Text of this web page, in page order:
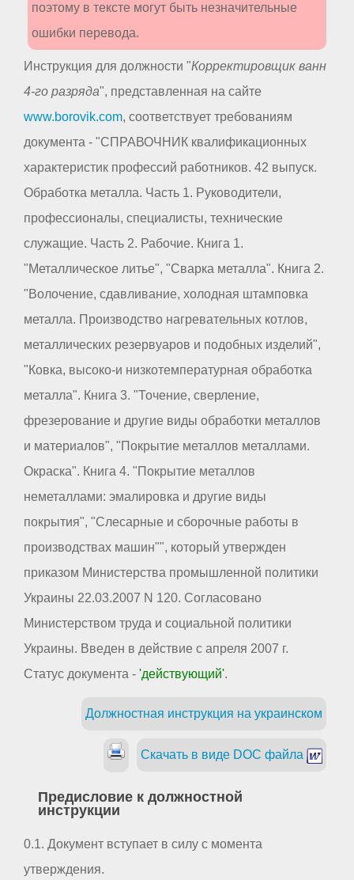
поэтому в тексте могут быть незначительные
ошибки перевода.
Инструкция для должности "Корректировщик ванн
4-го разряда", представленная на сайте
www.borovik.com, соответствует требованиям
документа - "СПРАВОЧНИК квалификационных
характеристик профессий работников. 42 выпуск.
Обработка металла. Часть 1. Руководители,
профессионалы, специалисты, технические
служащие. Часть 2. Рабочие. Книга 1.
"Металлическое литье", "Сварка металла". Книга 2.
"Волочение, сдавливание, холодная штамповка
металла. Производство нагревательных котлов,
металлических резервуаров и подобных изделий",
"Ковка, высоко-и низкотемпературная обработка
металла". Книга 3. "Точение, сверление,
фрезерование и другие виды обработки металлов
и материалов", "Покрытие металлов металлами.
Окраска". Книга 4. "Покрытие металлов
неметаллами: эмалировка и другие виды
покрытия", "Слесарные и сборочные работы в
производствах машин"", который утвержден
приказом Министерства промышленной политики
Украины 22.03.2007 N 120. Согласовано
Министерством труда и социальной политики
Украины. Введен в действие с апреля 2007 г.
Статус документа - 'действующий'.
Должностная инструкция на украинском
Скачать в виде DOC файла
Предисловие к должностной
инструкции
0.1. Документ вступает в силу с момента
утверждения.